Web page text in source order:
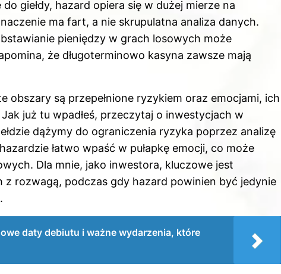
giełdy, hazard opiera się w dużej mierze na
ma fart, a nie skrupulatna analiza danych.
pieniędzy w grach losowych może
że długoterminowo kasyna zawsze mają
obszary są przepełnione ryzykiem oraz emocjami, ich
już tu wpadłeś, przeczytaj o inwestycjach w
dążymy do ograniczenia ryzyka poprzez analizę
łatwo wpaść w pułapkę emocji, co może
Dla mnie, jako inwestora, kluczowe jest
rozwagą, podczas gdy hazard powinien być jedynie
daty debiutu i ważne wydarzenia, które